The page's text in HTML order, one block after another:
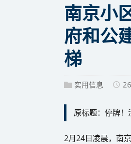
南京小
府和公
梯
实用信息
原标题：停牌
2月24日凌晨，南